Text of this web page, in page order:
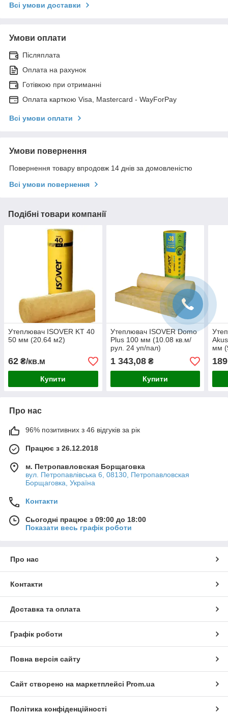
Всі умови доставки
Умови оплати
Післяплата
Оплата на рахунок
Готівкою при отриманні
Оплата карткою Visa, Mastercard - WayForPay
Всі умови оплати
Умови повернення
Повернення товару впродовж 14 днів за домовленістю
Всі умови повернення
Подібні товари компанії
Утеплювач ISOVER KT 40
50 мм (20.64 м2)
62 ₴/кв.м
Купити
Утеплювач ISOVER Domo
Plus 100 мм (10.08 кв.м/
рул. 24 уп/пал)
1 343,08₴
Купити
мм
189
Про нас
96% позитивних з 46 відгуків за рік
Працює з 26.12.2018
м. Петропавловская Борщаговка
вул. Петропавлівська 6, 08130, Петропавловская
Борщаговка, Україна
Контакти
Сьогодні працює з 09:00 до 18:00
Показати весь графік роботи
Про нас
Контакти
Доставка та оплата
Графік роботи
Повна версія сайту
Сайт створено на маркетплейсі Prom.ua
Політика конфіденційності